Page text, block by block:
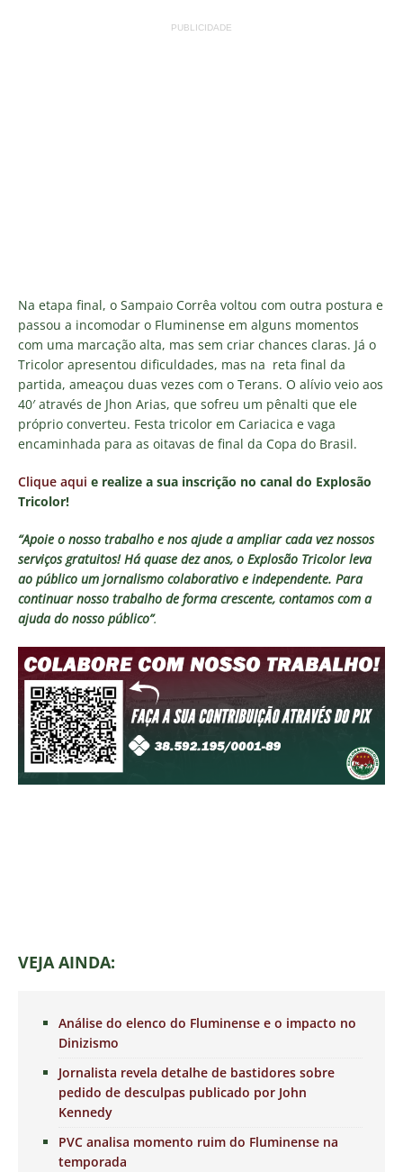
PUBLICIDADE
Na etapa final, o Sampaio Corrêa voltou com outra postura e
passou a incomodar o Fluminense em alguns momentos
com uma marcação alta, mas sem criar chances claras. Já o
Tricolor apresentou dificuldades, mas na reta final da
partida, ameaçou duas vezes com o Terans. O alívio veio aos
40′ através de Jhon Arias, que sofreu um pênalti que ele
próprio converteu. Festa tricolor em Cariacica e vaga
encaminhada para as oitavas de final da Copa do Brasil.
Clique aqui e realize a sua inscrição no canal do Explosão
Tricolor!
“Apoie o nosso trabalho e nos ajude a ampliar cada vez nossos
serviços gratuitos!Há quase dez anos, o Explosão Tricolor leva
ao público um jornalismo colaborativo e independente. Para
continuar nosso trabalho de forma crescente, contamos com a
ajuda do nosso público”.
VEJA AINDA:
Análise do elenco do Fluminense e o impacto no
Dinizismo
Jornalista revela detalhe de bastidores sobre
pedido de desculpas publicado por John
Kennedy
PVC analisa momento ruim do Fluminense na
temporada